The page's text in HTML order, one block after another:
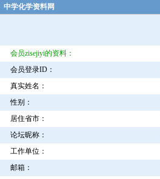
中学化学资料网
会员zisejiyi的资料：
会员登录ID：
真实姓名：
性别：
居住省市：
论坛昵称：
工作单位：
邮箱：